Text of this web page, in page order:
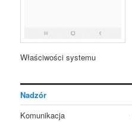
Właściwości systemu
Nadzór
Komunikacja